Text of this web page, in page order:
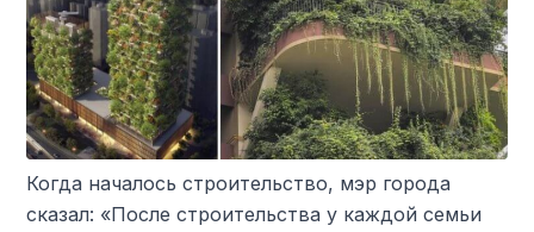
Когда началось строительство, мэр города
сказал: «После строительства у каждой семьи